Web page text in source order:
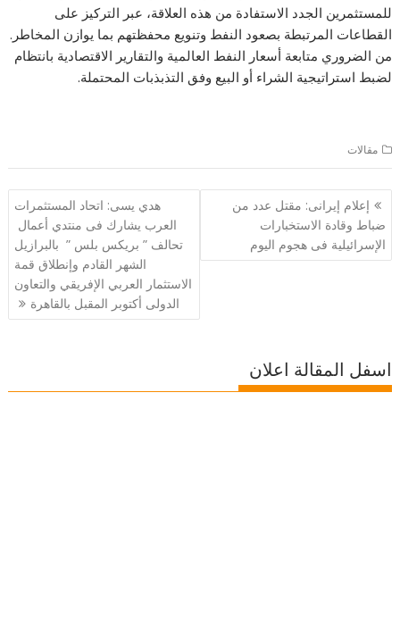
للمستثمرين الجدد الاستفادة من هذه العلاقة، عبر التركيز على
القطاعات المرتبطة بصعود النفط وتنويع محفظتهم بما يوازن المخاطر.
من الضروري متابعة أسعار النفط العالمية والتقارير الاقتصادية بانتظام
لضبط استراتيجية الشراء أو البيع وفق التذبذبات المحتملة.
مقالات
تصفّح
المقالات
إعلام إيرانى: مقتل عدد من
ضباط وقادة الاستخبارات
الإسرائيلية فى هجوم اليوم
هدي يسى: اتحاد المستثمرات
العرب يشارك فى منتدي أعمال
تحالف ” بريكس بلس ” بالبرازيل
الشهر القادم وإنطلاق قمة
الاستثمار العربي الإفريقي والتعاون
الدولى أكتوبر المقبل بالقاهرة
اسفل المقالة اعلان